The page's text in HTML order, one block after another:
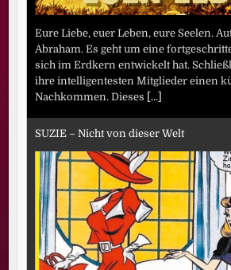
Eure Liebe, euer Leben, eure Seelen.
Abraham. Es geht um eine
sich im Erdkern entwickelt hat.
ihre intelligentesten Mitglieder einen
Nachkommen. Dieses [...]
SUZIE – Nicht von dieser Welt